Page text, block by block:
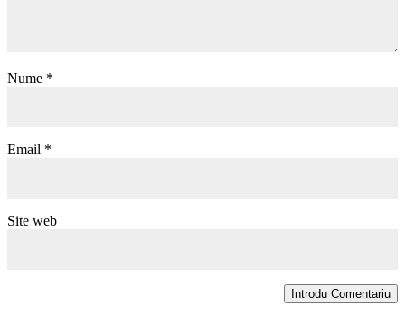
Nume *
Email *
Site web
Introdu Comentariu